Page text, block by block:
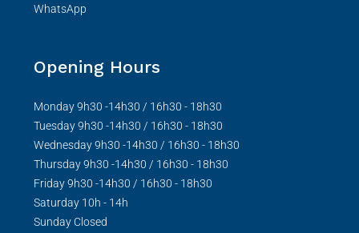
WhatsApp
Opening Hours
Monday 9h30 -14h30 / 16h30 - 18h30
Tuesday 9h30 -14h30 / 16h30 - 18h30
Wednesday 9h30 -14h30 / 16h30 - 18h30
Thursday 9h30 -14h30 / 16h30 - 18h30
Friday 9h30 -14h30 / 16h30 - 18h30
Saturday 10h - 14h
Sunday Closed